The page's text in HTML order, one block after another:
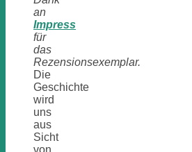
an
Impress
für
das
Rezensionsexemplar.
Die
Geschichte
wird
uns
aus
Sicht
von